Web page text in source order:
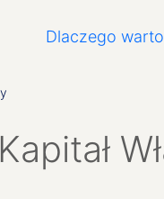
Dlaczego warto
Kapitał